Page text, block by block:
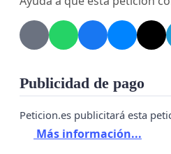
Gracias por vuestra
Publicidad de pago
Peticion.es publicitará esta
Más información...